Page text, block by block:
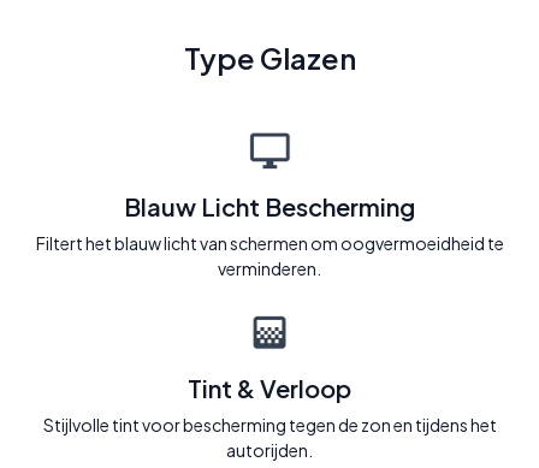
Type Glazen
Blauw Licht Bescherming
Filtert het blauw licht van schermen om oogvermoeidheid te
verminderen.
Tint & Verloop
Stijlvolle tint voor bescherming tegen de zon en tijdens het
autorijden.